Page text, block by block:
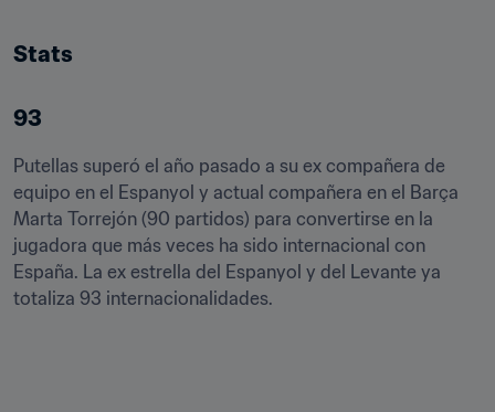
Stats
93
Putellas superó el año pasado a su ex compañera de
equipo en el Espanyol y actual compañera en el Barça
Marta Torrejón (90 partidos) para convertirse en la
jugadora que más veces ha sido internacional con
España. La ex estrella del Espanyol y del Levante ya
totaliza 93 internacionalidades.